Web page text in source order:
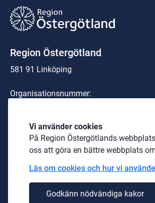
Vi använder cookies
På Region Östergötlands
oss att göra en bättre webbplats
Läs om cookies och hur vi
Godkänn nödvändiga kakor
Region Östergötland
581 91 Linköping
Organisationsnummer:
Telefon: 010-103 00 00 (växel)
region@regionostergotland.se